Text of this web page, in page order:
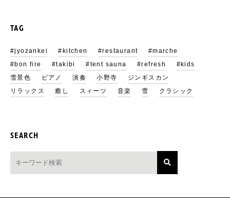
TAG
#jyozankei #kitchen #restaurant
#marche
#bon fire
#takibi #tent sauna #refresh
#kids
雪景色
ピアノ 演奏 小野寺
ジンギスカン
リラックス
癒し スィーツ 音楽 雪 クラシック
SEARCH